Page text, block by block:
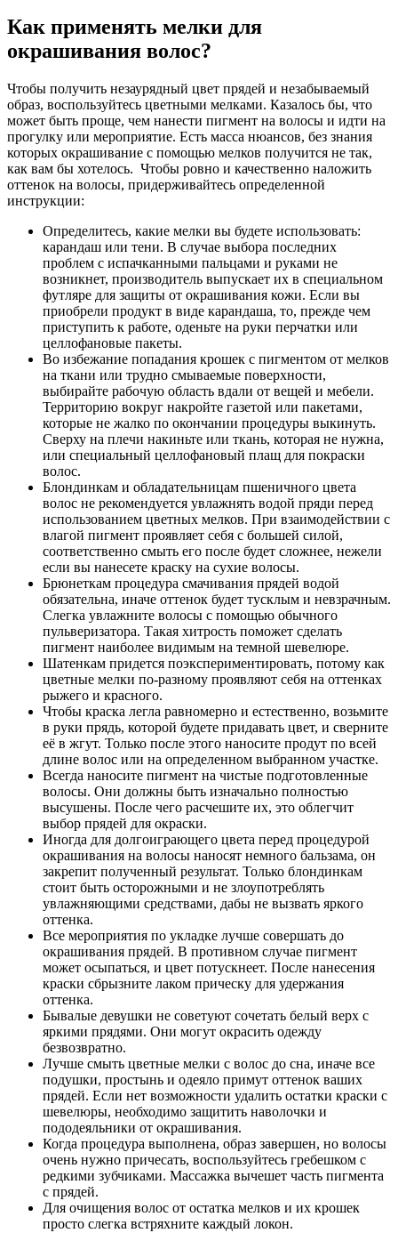
Как применять мелки для
окрашивания волос?
Чтобы получить незаурядный цвет прядей и незабываемый
образ, воспользуйтесь цветными мелками. Казалось бы, что
может быть проще, чем нанести пигмент на волосы и идти на
прогулку или мероприятие. Есть масса нюансов, без знания
которых окрашивание с помощью мелков получится не так,
как вам бы хотелось. Чтобы ровно и качественно наложить
оттенок на волосы, придерживайтесь определенной
инструкции:
Определитесь, какие мелки вы будете использовать:
карандаш или тени. В случае выбора последних
проблем с испачканными пальцами и руками не
возникнет, производитель выпускает их в специальном
футляре для защиты от окрашивания кожи. Если вы
приобрели продукт в виде карандаша, то, прежде чем
приступить к работе, оденьте на руки перчатки или
целлофановые пакеты.
Во избежание попадания крошек с пигментом от мелков
на ткани или трудно смываемые поверхности,
выбирайте рабочую область вдали от вещей и мебели.
Территорию вокруг накройте газетой или пакетами,
которые не жалко по окончании процедуры выкинуть.
Сверху на плечи накиньте или ткань, которая не нужна,
или специальный целлофановый плащ для покраски
волос.
Блондинкам и обладательницам пшеничного цвета
волос не рекомендуется увлажнять водой пряди перед
использованием цветных мелков. При взаимодействии с
влагой пигмент проявляет себя с большей силой,
соответственно смыть его после будет сложнее, нежели
если вы нанесете краску на сухие волосы.
Брюнеткам процедура смачивания прядей водой
обязательна, иначе оттенок будет тусклым и невзрачным.
Слегка увлажните волосы с помощью обычного
пульверизатора. Такая хитрость поможет сделать
пигмент наиболее видимым на темной шевелюре.
Шатенкам придется поэкспериментировать, потому как
цветные мелки по-разному проявляют себя на оттенках
рыжего и красного.
Чтобы краска легла равномерно и естественно, возьмите
в руки прядь, которой будете придавать цвет, и сверните
её в жгут. Только после этого наносите продут по всей
длине волос или на определенном выбранном участке.
Всегда наносите пигмент на чистые подготовленные
волосы. Они должны быть изначально полностью
высушены. После чего расчешите их, это облегчит
выбор прядей для окраски.
Иногда для долгоиграющего цвета перед процедурой
окрашивания на волосы наносят немного бальзама, он
закрепит полученный результат. Только блондинкам
стоит быть осторожными и не злоупотреблять
увлажняющими средствами, дабы не вызвать яркого
оттенка.
Все мероприятия по укладке лучше совершать до
окрашивания прядей. В противном случае пигмент
может осыпаться, и цвет потускнеет. После нанесения
краски сбрызните лаком прическу для удержания
оттенка.
Бывалые девушки не советуют сочетать белый верх с
яркими прядями. Они могут окрасить одежду
безвозвратно.
Лучше смыть цветные мелки с волос до сна, иначе все
подушки, простынь и одеяло примут оттенок ваших
прядей. Если нет возможности удалить остатки краски с
шевелюры, необходимо защитить наволочки и
пододеяльники от окрашивания.
Когда процедура выполнена, образ завершен, но волосы
очень нужно причесать, воспользуйтесь гребешком с
редкими зубчиками. Массажка вычешет часть пигмента
с прядей.
Для очищения волос от остатка мелков и их крошек
просто слегка встряхните каждый локон.